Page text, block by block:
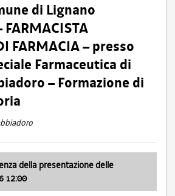
di Lignano
FARMACIA – presso
Farmaceutica di
– Formazione di
della presentazione delle
12:00